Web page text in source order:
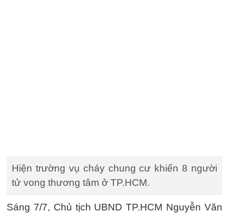
Hiện trường vụ cháy chung cư khiến 8 người
tử vong thương tâm ở TP.HCM.
Sáng 7/7, Chủ tịch UBND TP.HCM Nguyễn Văn